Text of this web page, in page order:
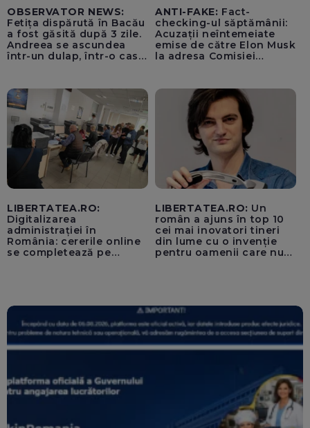
OBSERVATOR NEWS:
Fetița dispărută în Bacău
a fost găsită după 3 zile.
Andreea se ascundea
într-un dulap, într-o casă
ANTI-FAKE: Fact-
checking-ul săptămânii:
Acuzații neîntemeiate
emise de către Elon Musk
la adresa Comisiei
pentru instaurarea
„cenzurii” pe platforma X
LIBERTATEA.RO:
Digitalizarea
administrației în
România: cererile online
se completează pe
LIBERTATEA.RO: Un
român a ajuns în top 10
cei mai inovatori tineri
din lume cu o invenție
pentru oamenii care nu